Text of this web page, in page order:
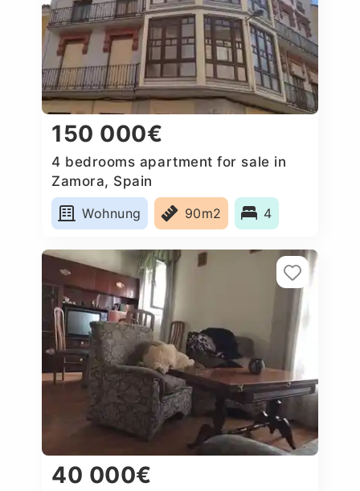
150 000€
4 bedrooms apartment for sale in
Zamora, Spain
Wohnung
90m2 4
40 000€